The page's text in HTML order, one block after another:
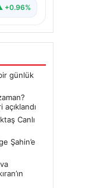
+0.96%
günlük
Canlı
Şahin’e